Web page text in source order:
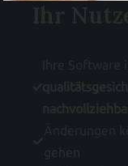
Ihr
Ihre Software
Änderungen